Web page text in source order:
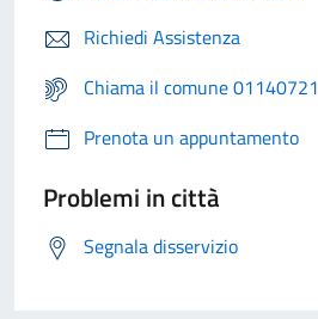
Richiedi Assistenza
Chiama il comune 01140721
Prenota un appuntamento
Problemi in città
Segnala disservizio